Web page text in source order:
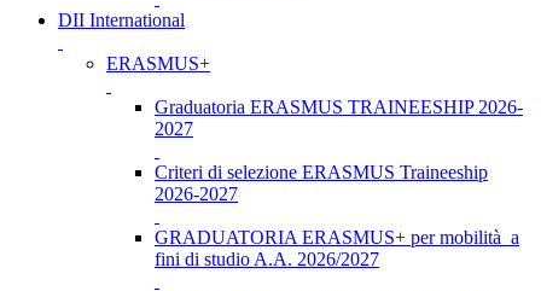
DII International
ERASMUS+
Graduatoria ERASMUS TRAINEESHIP 2026-
2027
Criteri di selezione ERASMUS Traineeship
2026-2027
GRADUATORIA ERASMUS+ per mobilità a
fini di studio A.A. 2026/2027